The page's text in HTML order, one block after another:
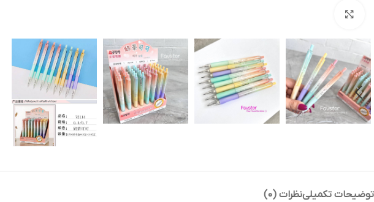
توضیحات تکمیلینظرات (0)
Instagram
Telegram